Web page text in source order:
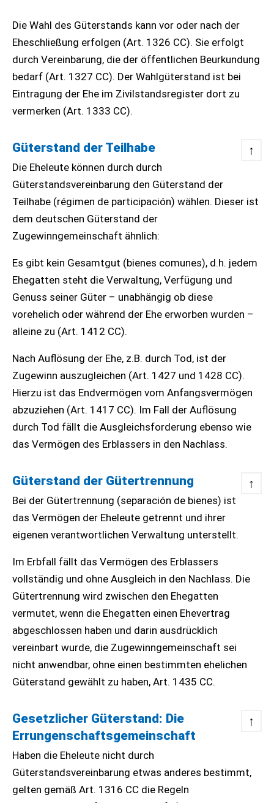
Die Wahl des Güterstands kann vor oder nach der
Eheschließung erfolgen (Art. 1326 CC). Sie erfolgt
durch Vereinbarung, die der öffentlichen Beurkundung
bedarf (Art. 1327 CC). Der Wahlgüterstand ist bei
Eintragung der Ehe im Zivilstandsregister dort zu
vermerken (Art. 1333 CC).
↑
Güterstand der Teilhabe
Die Eheleute können durch durch
Güterstandsvereinbarung den Güterstand der
Teilhabe (régimen de participación) wählen. Dieser ist
dem deutschen Güterstand der
Zugewinngemeinschaft ähnlich:
Es gibt kein Gesamtgut (bienes comunes), d.h. jedem
Ehegatten steht die Verwaltung, Verfügung und
Genuss seiner Güter – unabhängig ob diese
vorehelich oder während der Ehe erworben wurden –
alleine zu (Art. 1412 CC).
Nach Auflösung der Ehe, z.B. durch Tod, ist der
Zugewinn auszugleichen (Art. 1427 und 1428 CC).
Hierzu ist das Endvermögen vom Anfangsvermögen
abzuziehen (Art. 1417 CC). Im Fall der Auflösung
durch Tod fällt die Ausgleichsforderung ebenso wie
das Vermögen des Erblassers in den Nachlass.
↑
Güterstand der Gütertrennung
Bei der Gütertrennung (separación de bienes) ist
das Vermögen der Eheleute getrennt und ihrer
eigenen verantwortlichen Verwaltung unterstellt.
Im Erbfall fällt das Vermögen des Erblassers
vollständig und ohne Ausgleich in den Nachlass. Die
Gütertrennung wird zwischen den Ehegatten
vermutet, wenn die Ehegatten einen Ehevertrag
abgeschlossen haben und darin ausdrücklich
vereinbart wurde, die Zugewinngemeinschaft sei
nicht anwendbar, ohne einen bestimmten ehelichen
Güterstand gewählt zu haben, Art. 1435 CC.
↑
Gesetzlicher Güterstand: Die
Errungenschaftsgemeinschaft
Haben die Eheleute nicht durch
Güterstandsvereinbarung etwas anderes bestimmt,
gelten gemäß Art. 1316 CC die Regeln